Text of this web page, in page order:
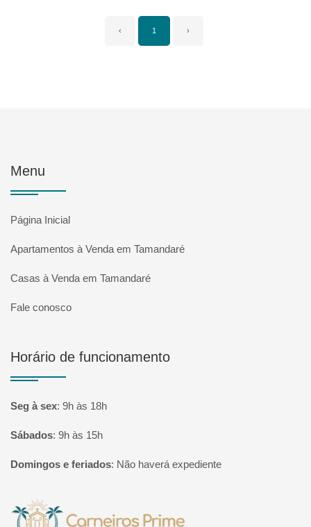
‹ 1 ›
Menu
Página Inicial
Apartamentos à Venda em Tamandaré
Casas à Venda em Tamandaré
Fale conosco
Horário de funcionamento
Seg à sex: 9h às 18h
Sábados: 9h às 15h
Domingos e feriados: Não haverá expediente
Página inicial